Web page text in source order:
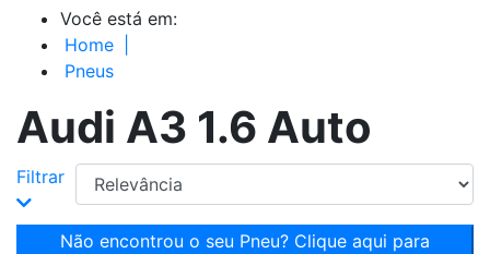
Você está em:
Home
Pneus
Audi A3 1.6 Auto
Filtrar
Não encontrou o seu Pneu? Clique aqui para